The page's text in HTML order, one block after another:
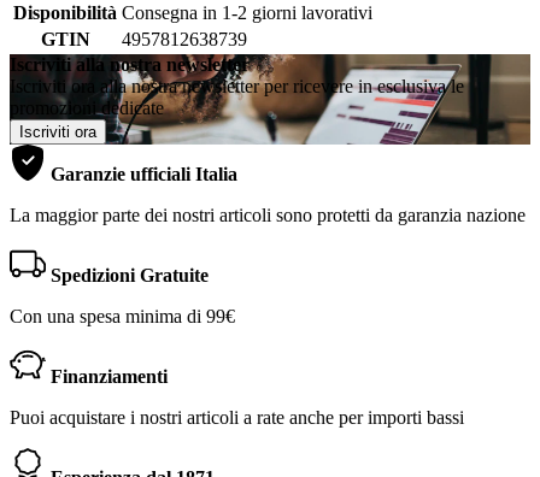
Disponibilità Consegna in 1-2 giorni lavorativi
GTIN
4957812638739
Iscriviti alla nostra newsletter
Iscriviti ora alla nostra newsletter per ricevere in esclusiva le
promozioni dedicate
Iscriviti ora
Garanzie ufficiali Italia
La maggior parte dei nostri articoli sono protetti da garanzia nazione
Spedizioni Gratuite
Con una spesa minima di 99€
Finanziamenti
Puoi acquistare i nostri articoli a rate anche per importi bassi